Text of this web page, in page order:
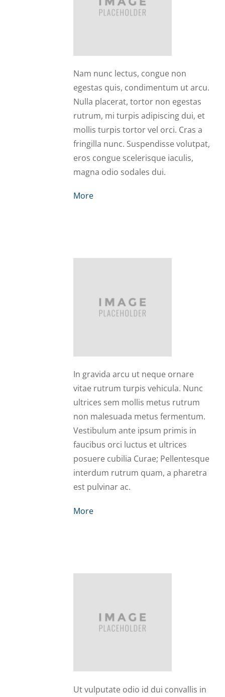
Nam nunc lectus, congue non
egestas quis, condimentum ut arcu.
Nulla placerat, tortor non egestas
rutrum, mi turpis adipiscing dui, et
mollis turpis tortor vel orci. Cras a
fringilla nunc. Suspendisse volutpat,
eros congue scelerisque iaculis,
magna odio sodales dui.
More
Jerry
In gravida arcu ut neque ornare
vitae rutrum turpis vehicula. Nunc
ultrices sem mollis metus rutrum
non malesuada metus fermentum.
Vestibulum ante ipsum primis in
faucibus orci luctus et ultrices
posuere cubilia Curae; Pellentesque
interdum rutrum quam, a pharetra
est pulvinar ac.
More
Rosana
Ut vulputate odio id dui convallis in